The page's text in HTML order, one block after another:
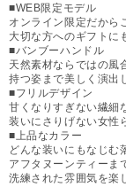
■WEB限定モデル
オンライン限定だから
大切な方へのギフトに
■バンブーハンドル
天然素材ならではの風
持つ姿まで美しく演出
■フリルデザイン
甘くなりすぎない繊細
装いにさりげない女性
■上品なカラー
どんな装いにもなじむ
アフタヌーンティー
洗練された雰囲気を楽